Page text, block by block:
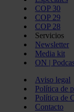
COP 30
COP 29
COP 28
Servicios
Newsletter
Media kit
ON |
Aviso legal
Política de
Política de
Contacto